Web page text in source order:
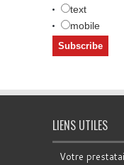
text
mobile
LIENS UTILES
Votre